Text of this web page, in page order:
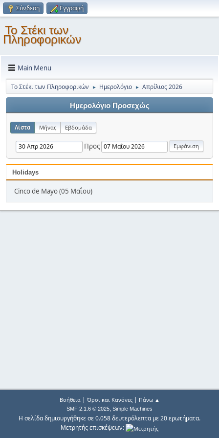
Σύνδεση Εγγραφή
Το Στέκι των
Πληροφορικών
Main Menu
Το Στέκι των Πληροφορικών ► Ημερολόγιο ► Απρίλιος 2026
Ημερολόγιο Προσεχώς
Λίστα Μήνας Εβδομάδα
Προς
Holidays
Cinco de Mayo (05 Μαΐου)
Βοήθεια| Όροι και Κανόνες| Πάνω ▲
SMF 2.1.6 © 2025, Simple Machines
Η σελίδα δημιουργήθηκε σε 0.058 δευτερόλεπτα με 20 ερωτήματα.
Μετρητής επισκέψεων: